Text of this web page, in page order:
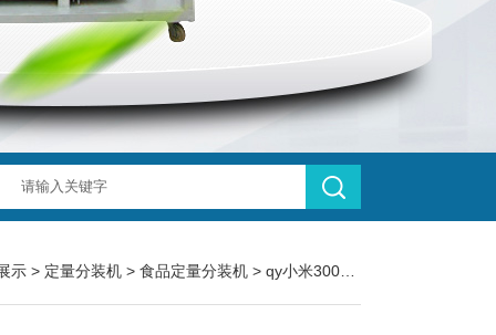
示 > 定量分装机 > 食品定量分装机 > qy小米300g称重智能食品定量分装机